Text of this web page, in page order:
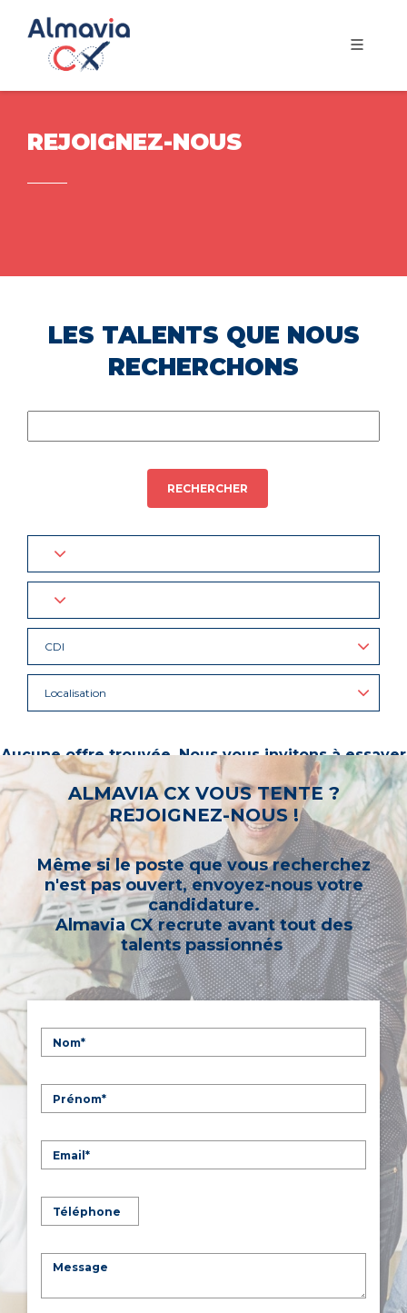
REJOIGNEZ-NOUS
LES TALENTS QUE NOUS
RECHERCHONS
RECHERCHER
CDI
Localisation
Aucune offre trouvée. Nous vous invitons à essayer
d’autres mots-clés ou à sélectionner un « métier ».
ALMAVIA CX VOUS TENTE ?
REJOIGNEZ-NOUS !
Même si le poste que vous recherchez
n'est pas ouvert, envoyez-nous votre
candidature.
Almavia CX recrute avant tout des
talents passionnés